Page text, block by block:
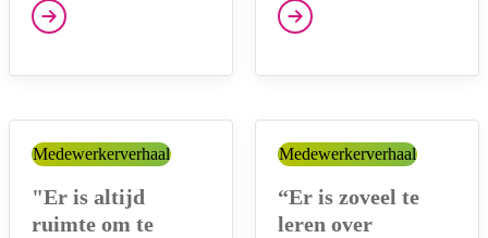
"Er is altijd
ruimte om te
Categorie:
Medewerkerverhaal
“Er is zoveel te
leren over
Categorie:
Medewerkerverhaal